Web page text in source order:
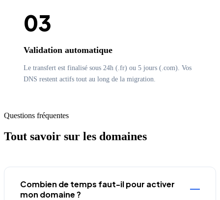
03
Validation automatique
Le transfert est finalisé sous 24h (.fr) ou 5 jours (.com). Vos
DNS restent actifs tout au long de la migration.
Questions fréquentes
Tout savoir sur les domaines
Combien de temps faut-il pour activer
mon domaine ?